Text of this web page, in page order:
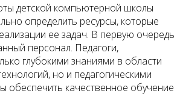
детской компьютерной школы
определить ресурсы, которые
ее задач. В первую очередь
персонал. Педагоги,
глубокими знаниями в области
но и педагогическими
обеспечить качественное обучение